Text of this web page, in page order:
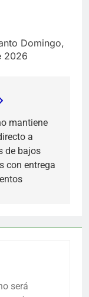
Domingo,
2026
mantiene
a
de bajos
con entrega
será